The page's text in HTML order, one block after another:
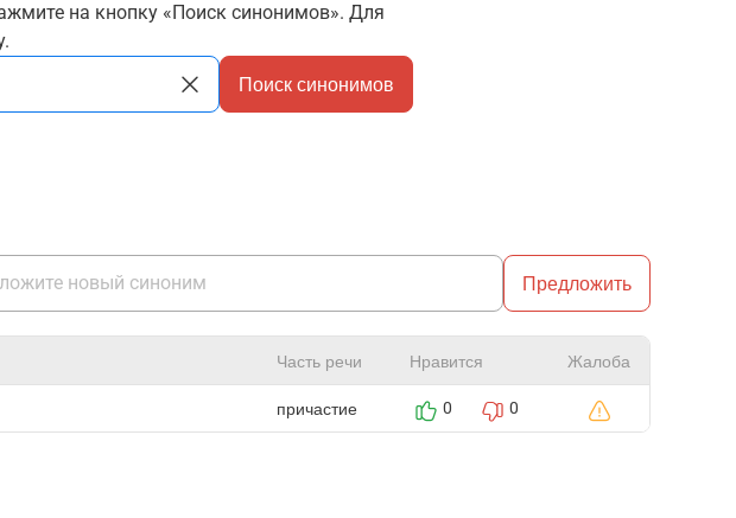
на кнопку «Поиск синонимов». Для
Поиск синонимов
Предложить
Часть речи Нравится Жалоба
причастие 0 0